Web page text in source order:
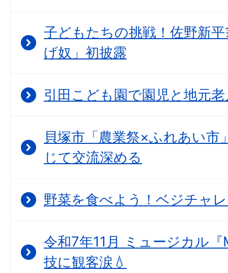
子どもたちの挑戦！佐野新
げ奴」初披露
引田こども園で園児と地元
貝塚市「農業祭×ふれあい市
じて交流深める
野菜を食べよう！ベジチャ
令和7年11月 ミュージカル
技に観客涙💧